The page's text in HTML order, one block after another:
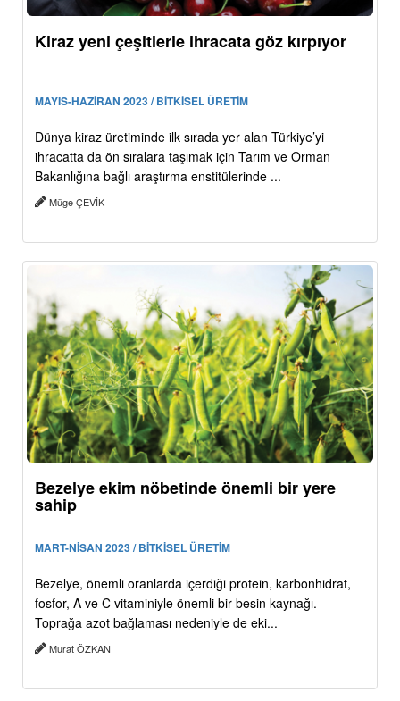
Kiraz yeni çeşitlerle ihracata göz kırpıyor
MAYIS-HAZİRAN 2023 / BİTKİSEL ÜRETİM
Dünya kiraz üretiminde ilk sırada yer alan Türkiye’yi
ihracatta da ön sıralara taşımak için Tarım ve Orman
Bakanlığına bağlı araştırma enstitülerinde ...
Müge ÇEVİK
Bezelye ekim nöbetinde önemli bir yere
sahip
MART-NİSAN 2023 / BİTKİSEL ÜRETİM
Bezelye, önemli oranlarda içerdiği protein, karbonhidrat,
fosfor, A ve C vitaminiyle önemli bir besin kaynağı.
Toprağa azot bağlaması nedeniyle de eki...
Murat ÖZKAN